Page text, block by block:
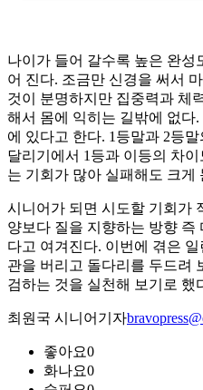
나이가 들어 갈수록 높은 완성
어 진다. 조금만 신경을 써서
것이 분명하지만 집중력과 체
해서 몸에 익히는 길밖에 없다
에 있다고 한다. 1등말과 2등
달리기에서 1등과 이등의 차
는 기회가 많아 실패해도 크게
시니어가 되면 시도할 기회가
양보다 질을 지향하는 방향
다고 여겨진다. 이번에 겪은
관을 버리고 돌다리를 두드려
검하는 것을 실천해 보기로 했
최원국 시니어기자
좋아요0
화나요0